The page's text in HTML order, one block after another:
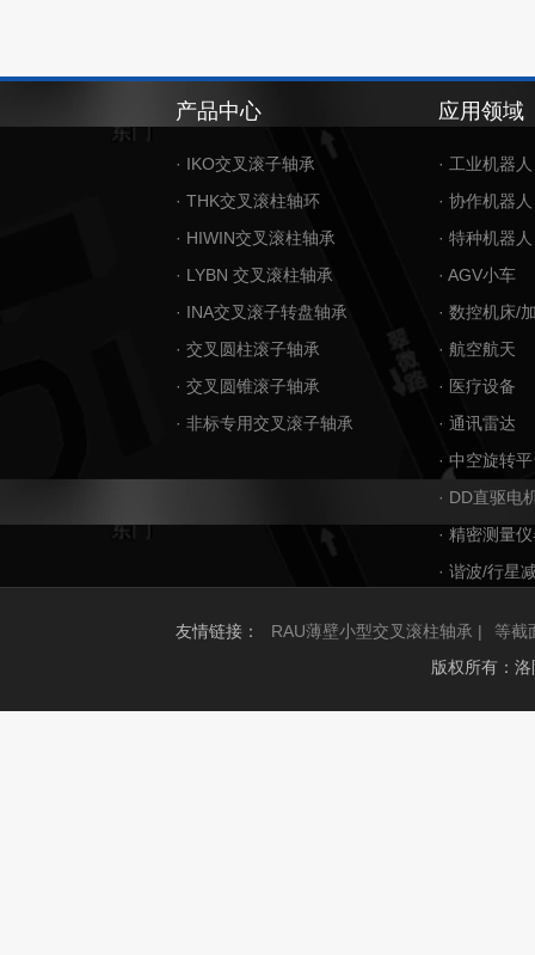
产品中心
· IKO交叉滚子轴承
· THK交叉滚柱轴环
· HIWIN交叉滚柱轴承
· LYBN 交叉滚柱轴承
· INA交叉滚子转盘轴承
· 交叉圆柱滚子轴承
· 交叉圆锥滚子轴承
· 非标专用交叉滚子轴承
应用领域
· 工业机器人
· 协作机器人
· 特种机器人
· AGV小车
· 数控机床/
· 航空航天
· 医疗设备
· 通讯雷达
· 中空旋转
· DD直驱电
· 精密测量
· 谐波/行星
友情链接： RAU薄壁小型交叉滚柱轴承 |
等截
版权所有：